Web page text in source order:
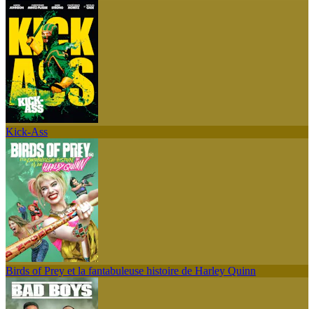
Kick-Ass
Birds of Prey et la fantabuleuse histoire de Harley Quinn